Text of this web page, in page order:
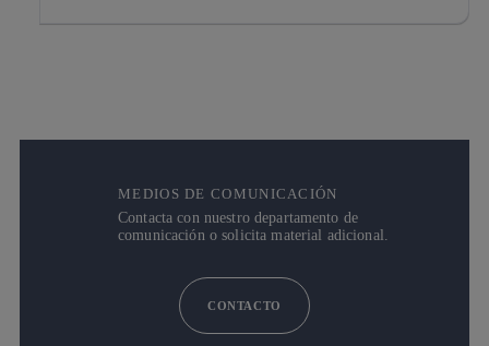
MEDIOS DE COMUNICACIÓN
Contacta con nuestro departamento de
comunicación o solicita material adicional.
CONTACTO